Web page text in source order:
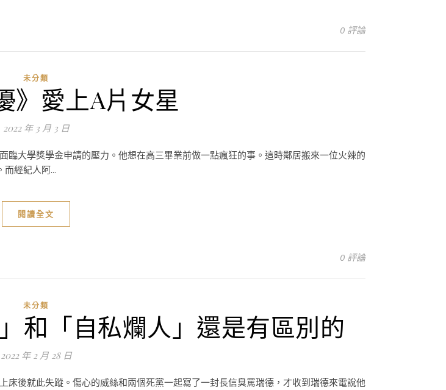
0 評論
未分類
》愛上A片女星
2022 年 3 月 3 日
大學獎學金申請的壓力。他想在高三畢業前做一點瘋狂的事。這時鄰居搬來一位火辣的
經紀人阿...
閱讀全文
0 評論
未分類
和「自私爛人」還是有區別的
2022 年 2 月 28 日
後就此失蹤。傷心的威絲和兩個死黨一起寫了一封長信臭罵瑞德，才收到瑞德來電說他